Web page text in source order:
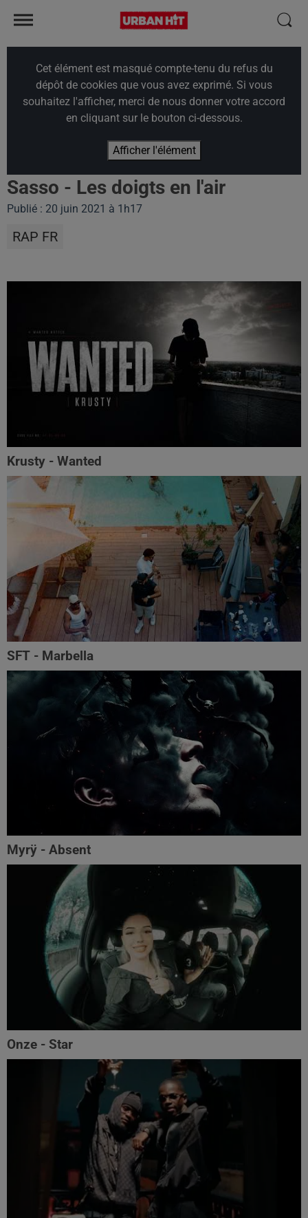
Cet élément est masqué compte-tenu du refus du
dépôt de cookies que vous avez exprimé. Si vous
souhaitez l'afficher, merci de nous donner votre accord
en cliquant sur le bouton ci-dessous.
Afficher l'élément
Sasso - Les doigts en l'air
Publié : 20 juin 2021 à 1h17
RAP FR
Krusty - Wanted
SFT - Marbella
Myrÿ - Absent
Onze - Star